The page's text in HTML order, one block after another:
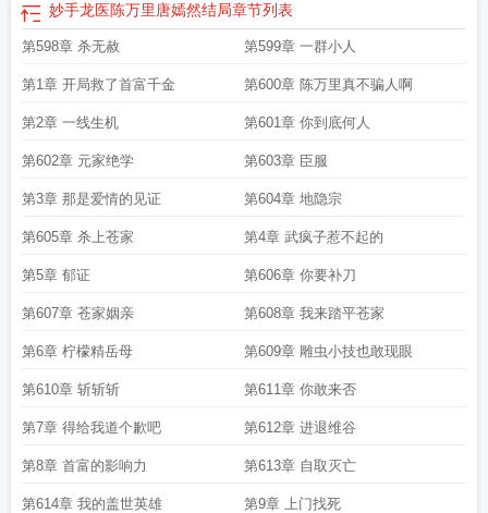
里唐嫣然结局
陈万里唐嫣然妙手龙医笔趣阁 妙手天医陈万里和唐嫣然免费阅
读唐嫣然陈万里妙手大仙医 妙手小仙医陈万里唐嫣然最新更新章
大医最新 妙手龙医陈万里唐嫣然免费阅读无弹窗大结局陈万里的唐嫣然妙手龙
医陈万里唐嫣然妙手龙医在线阅读 妙手龙医陈万里唐嫣全文免费阅读
版在陈万里唐嫣然妙手龙医最新章节更新内容妙手天医陈万里唐嫣然免费阅读
最新陈万里与唐嫣然妙手龙医
妙手龙医陈万里唐嫣然结局章节列表
第598章 杀无赦 第599章 一群小人
第1章 开局救了首富千金 第600章 陈万里真不骗人啊
第2章 一线生机 第601章 你到底何人
第602章 元家绝学 第603章 臣服
第3章 那是爱情的见证 第604章 地隐宗
第605章 杀上苍家 第4章 武疯子惹不起的
第5章 郁证 第606章 你要补刀
第607章 苍家姻亲 第608章 我来踏平苍家
第6章 柠檬精岳母 第609章 雕虫小技也敢现眼
第610章 斩斩斩 第611章 你敢来否
第7章 得给我道个歉吧 第612章 进退维谷
第8章 首富的影响力 第613章 自取灭亡
第614章 我的盖世英雄 第9章 上门找死